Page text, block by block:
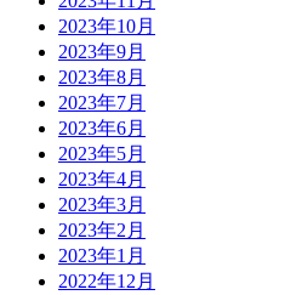
2023年10月
2023年9月
2023年8月
2023年7月
2023年6月
2023年5月
2023年4月
2023年3月
2023年2月
2023年1月
2022年12月